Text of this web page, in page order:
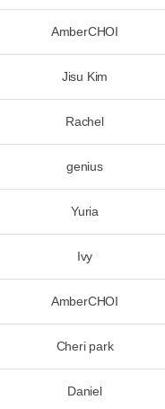
AmberCHOI
Jisu Kim
Rachel
genius
Yuria
Ivy
AmberCHOI
Cheri park
Daniel